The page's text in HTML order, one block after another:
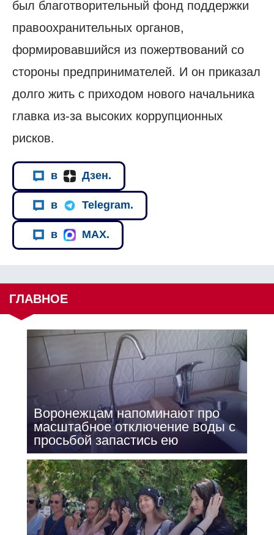
был благотворительный фонд поддержки
правоохранительных органов,
формировавшийся из пожертвований со
стороны предпринимателей. И он приказал
долго жить с приходом нового начальника
главка из-за высоких коррупционных
рисков.
в Дзен.
в Telegram.
в MAX.
ГЛАВНОЕ
Воронежцам напоминают про
масштабное отключение воды с
просьбой запастись ею